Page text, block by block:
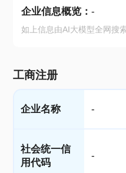
企业信息概览： -
如上信息由AI大模型全网搜
工商注册
企业名称 -
社会统一信
用代码
-